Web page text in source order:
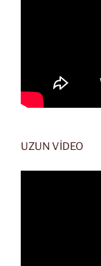
UZUN VİDEO